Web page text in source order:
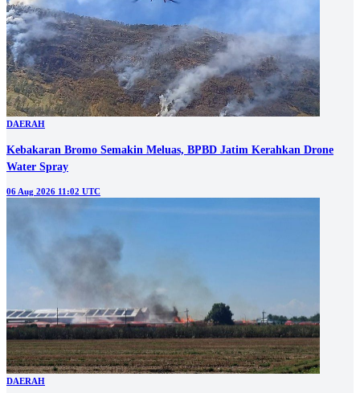
DAERAH
Kebakaran Bromo Semakin Meluas, BPBD Jatim Kerahkan Drone
Water Spray
06 Aug 2026 11:02 UTC
DAERAH